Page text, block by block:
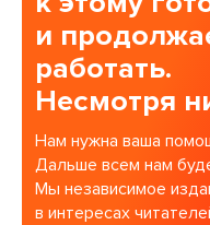
и
работать.
Несмотря
Нам нужна ваша
Дальше всем нам
Мы независимое
в интересах